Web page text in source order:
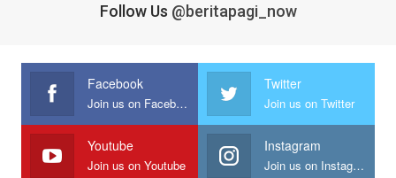
Follow Us @beritapagi_now
Facebook
Join us on Facebook
Twitter
Join us on Twitter
Youtube
Join us on Youtube
Instagram
Join us on Instagram